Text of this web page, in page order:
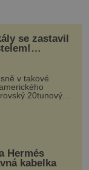
se zastavil
síla?
v takové
20tunový
Hermés
kabelka